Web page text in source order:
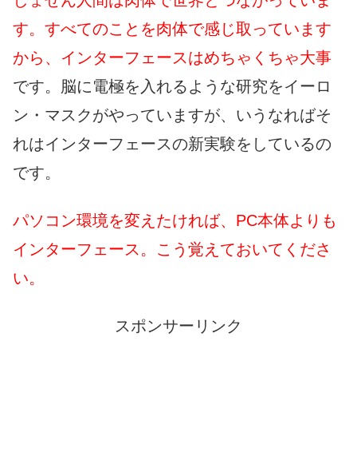
す。すべてのことを肉体で感じ取っています
から、インターフェースはめちゃくちゃ大事
です。脳に電極を入れるような研究をイーロ
ン・マスクがやっていますが、いうなればそ
れはインターフェースの新実験をしているの
です。
パソコン環境を変えたければ、PC本体よりも
インターフェース。こう覚えておいてくださ
い。
スポンサーリンク